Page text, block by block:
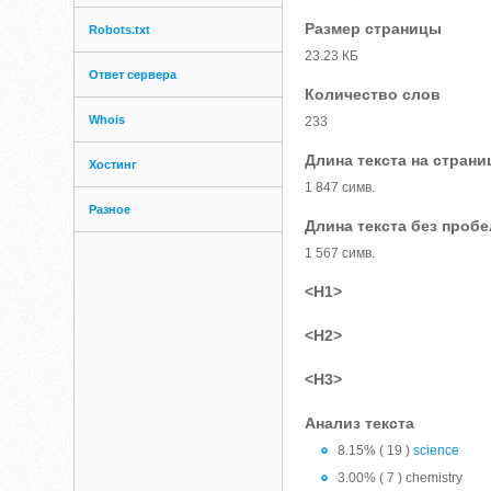
Robots.txt
Ответ сервера
Whois
Хостинг
Разное
Размер страницы
23.23 КБ
Количество слов
233
Длина текста на
1 847 симв.
Длина текста без
1 567 симв.
<H1>
<H2>
<H3>
Анализ текста
8.15% ( 19 )science
3.00% ( 7 ) chemistry